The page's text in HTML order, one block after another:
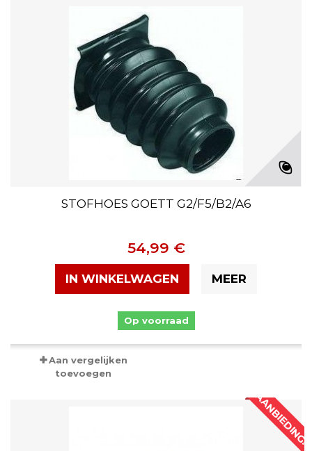
STOFHOES GOETT G2/F5/B2/A6
54,99 €
IN WINKELWAGEN MEER
Op voorraad
Aan vergelijken
toevoegen
AANBIEDING!